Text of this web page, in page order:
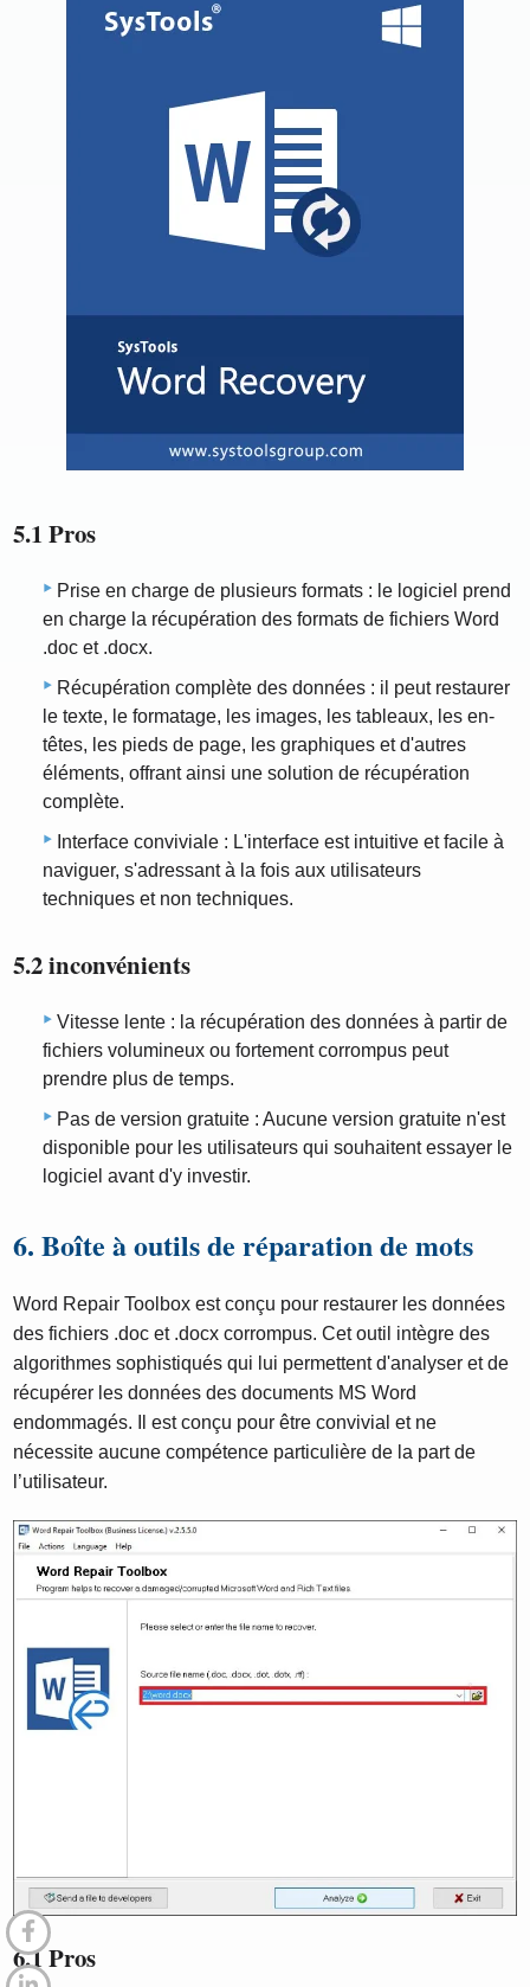
5.1 Pros
Prise en charge de plusieurs formats : le logiciel prend
en charge la récupération des formats de fichiers Word
.doc et .docx.
Récupération complète des données : il peut restaurer
le texte, le formatage, les images, les tableaux, les en-
têtes, les pieds de page, les graphiques et d'autres
éléments, offrant ainsi une solution de récupération
complète.
Interface conviviale : L'interface est intuitive et facile à
naviguer, s'adressant à la fois aux utilisateurs
techniques et non techniques.
5.2 inconvénients
Vitesse lente : la récupération des données à partir de
fichiers volumineux ou fortement corrompus peut
prendre plus de temps.
Pas de version gratuite : Aucune version gratuite n'est
disponible pour les utilisateurs qui souhaitent essayer le
logiciel avant d'y investir.
6. Boîte à outils de réparation de mots
Word Repair Toolbox est conçu pour restaurer les données
des fichiers .doc et .docx corrompus. Cet outil intègre des
algorithmes sophistiqués qui lui permettent d'analyser et de
récupérer les données des documents MS Word
endommagés. Il est conçu pour être convivial et ne
nécessite aucune compétence particulière de la part de
l’utilisateur.
6.1 Pros